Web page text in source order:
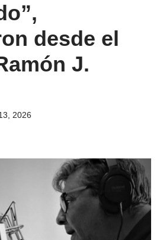
desde el
J.
2026